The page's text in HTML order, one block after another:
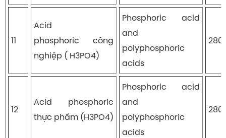
11
Acid
phosphoric công
nghiệp ( H3PO4)
Phosphoric acid
and
polyphosphoric
acids
12
Acid phosphoric
thực phẩm (H3PO4)
Phosphoric acid
and
polyphosphoric
acids